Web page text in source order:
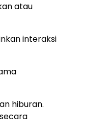
atau
interaksi
hiburan.